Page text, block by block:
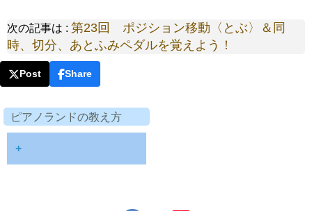
次の記事は : 第23回 ポジション移動〈とぶ〉＆同
時、切分、あとふみペダルを覚えよう！
Post Share
ピアノランドの教え方
+